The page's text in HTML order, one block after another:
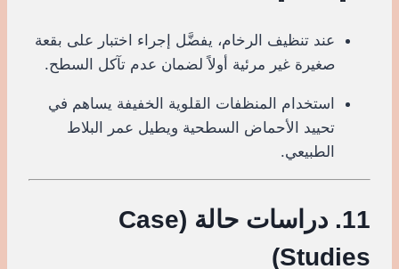
عند تنظيف الرخام، يفضَّل إجراء اختبار على بقعة
صغيرة غير مرئية أولاً لضمان عدم تآكل السطح.
استخدام المنظفات القلوية الخفيفة يساهم في
تحييد الأحماض السطحية ويطيل عمر البلاط
الطبيعي.
11. دراسات حالة (Case
Studies)